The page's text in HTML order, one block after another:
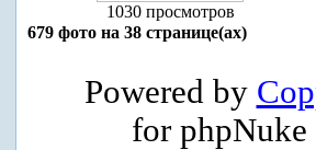
1030 просмотров
679 фото на 38 странице(ах)
Powered by
for